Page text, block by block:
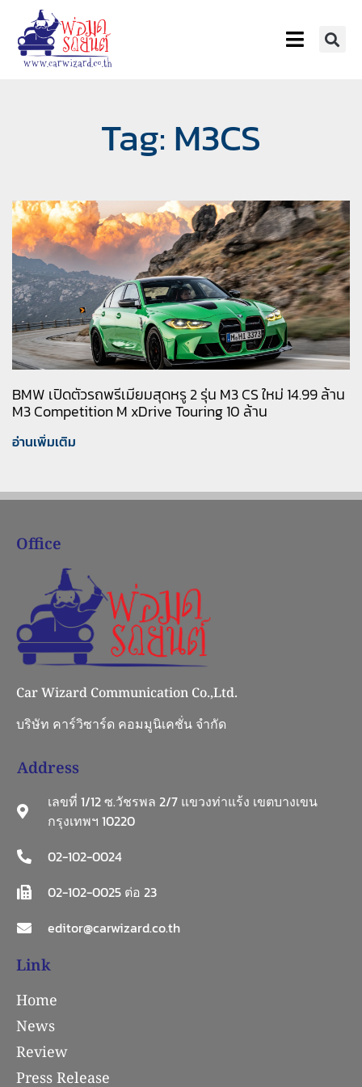
Tag: M3CS
BMW เปิดตัวรถพรีเมียมสุดหรู 2 รุ่น M3 CS ใหม่ 14.99 ล้าน
M3 Competition M xDrive Touring 10 ล้าน
อ่านเพิ่มเติม
Office
Car Wizard Communication Co.,Ltd.
บริษัท คาร์วิซาร์ด คอมมูนิเคชั่น จำกัด
Address
เลขที่ 1/12 ซ.วัชรพล 2/7 แขวงท่าแร้ง เขตบางเขน
กรุงเทพฯ 10220
02-102-0024
02-102-0025 ต่อ 23
editor@carwizard.co.th
Link
Home
News
Review
Press Release